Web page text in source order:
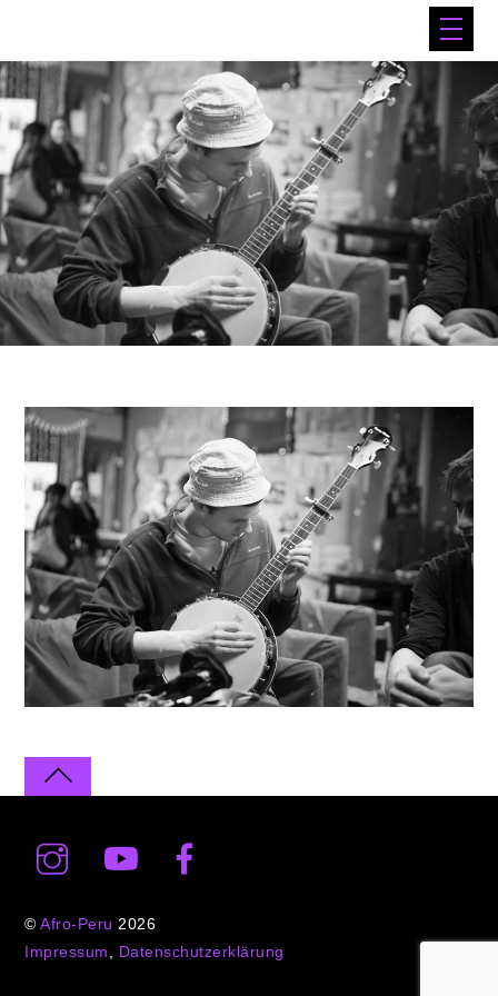
©Afro-Peru 2026
Impressum, Datenschutzerklärung